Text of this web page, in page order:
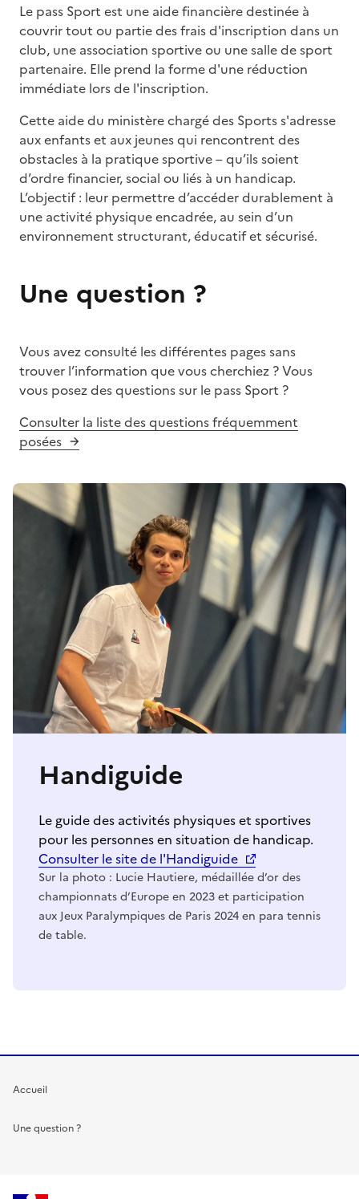
Le pass Sport est une aide financière destinée à
couvrir tout ou partie des frais d'inscription dans un
club, une association sportive ou une salle de sport
partenaire. Elle prend la forme d'une réduction
immédiate lors de l'inscription.
Cette aide du ministère chargé des Sports s'adresse
aux enfants et aux jeunes qui rencontrent des
obstacles à la pratique sportive – qu’ils soient
d’ordre financier, social ou liés à un handicap.
L’objectif : leur permettre d’accéder durablement à
une activité physique encadrée, au sein d’un
environnement structurant, éducatif et sécurisé.
Une question ?
Vous avez consulté les différentes pages sans
trouver l’information que vous cherchiez ? Vous
vous posez des questions sur le pass Sport ?
Consulter la liste des questions fréquemment
posées
Handiguide
Le guide des activités physiques et sportives
pour les personnes en situation de handicap.
Consulter le site de l'Handiguide
Sur la photo : Lucie Hautiere, médaillée d’or des
championnats d’Europe en 2023 et participation
aux Jeux Paralympiques de Paris 2024 en para tennis
de table.
Accueil
Une question ?